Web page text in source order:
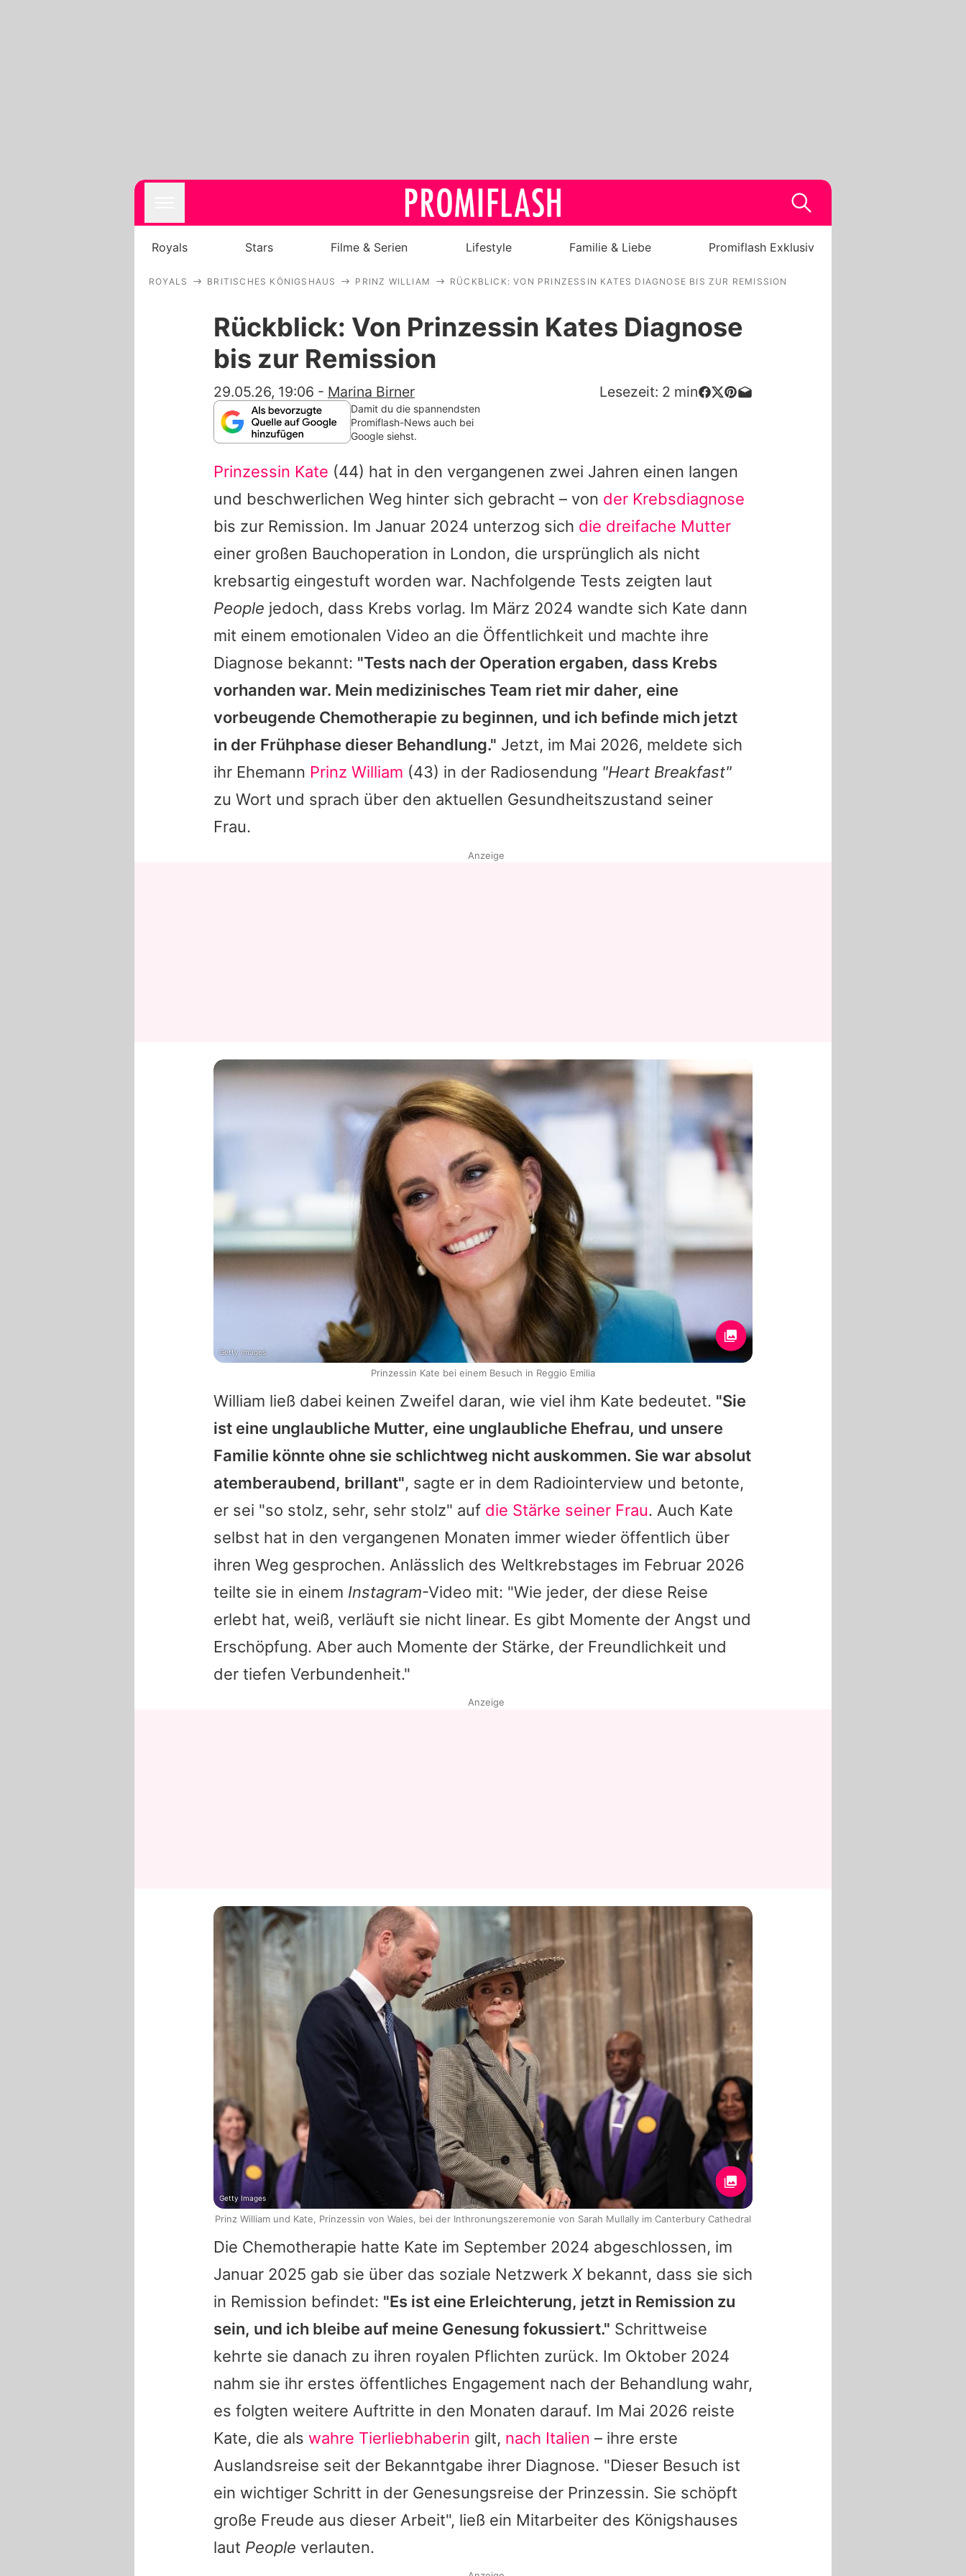
Royals
Familie & Liebe
Alle Themen auf Promiflash
App runterladen
Team
Redaktionelle Richtlinien
Impressum
Datenschutzerklärung
Nutzungsbedingungen
Utiq verwalten
Royals Stars Filme & Serien Lifestyle Familie & Liebe Promiflash Exklusiv
ROYALS BRITISCHES KÖNIGSHAUS PRINZ WILLIAM RÜCKBLICK: VON PRINZESSIN KATES DIAGNOSE BIS ZUR REMISSION
Rückblick: Von Prinzessin Kates Diagnose
bis zur Remission
29.05.26, 19:06 - Marina Birner Lesezeit: 2 min
Damit du die spannendsten
Promiflash-News auch bei
Google siehst.
Prinzessin Kate (44) hat in den vergangenen zwei Jahren einen langen
und beschwerlichen Weg hinter sich gebracht – von der Krebsdiagnose
bis zur Remission. Im Januar 2024 unterzog sich die dreifache Mutter
einer großen Bauchoperation in London, die ursprünglich als nicht
krebsartig eingestuft worden war. Nachfolgende Tests zeigten laut
People jedoch, dass Krebs vorlag. Im März 2024 wandte sich Kate dann
mit einem emotionalen Video an die Öffentlichkeit und machte ihre
Diagnose bekannt: "Tests nach der Operation ergaben, dass Krebs
vorhanden war. Mein medizinisches Team riet mir daher, eine
vorbeugende Chemotherapie zu beginnen, und ich befinde mich jetzt
in der Frühphase dieser Behandlung." Jetzt, im Mai 2026, meldete sich
ihr Ehemann Prinz William (43) in der Radiosendung "Heart Breakfast"
zu Wort und sprach über den aktuellen Gesundheitszustand seiner
Frau.
William ließ dabei keinen Zweifel daran, wie viel ihm Kate bedeutet. "Sie
ist eine unglaubliche Mutter, eine unglaubliche Ehefrau, und unsere
Familie könnte ohne sie schlichtweg nicht auskommen. Sie war absolut
atemberaubend, brillant", sagte er in dem Radiointerview und betonte,
er sei "so stolz, sehr, sehr stolz" auf die Stärke seiner Frau. Auch Kate
selbst hat in den vergangenen Monaten immer wieder öffentlich über
ihren Weg gesprochen. Anlässlich des Weltkrebstages im Februar 2026
teilte sie in einem Instagram-Video mit: "Wie jeder, der diese Reise
erlebt hat, weiß, verläuft sie nicht linear. Es gibt Momente der Angst und
Erschöpfung. Aber auch Momente der Stärke, der Freundlichkeit und
der tiefen Verbundenheit."
Die Chemotherapie hatte Kate im September 2024 abgeschlossen, im
Januar 2025 gab sie über das soziale Netzwerk Xbekannt, dass sie sich
in Remission befindet: "Es ist eine Erleichterung, jetzt in Remission zu
sein, und ich bleibe auf meine Genesung fokussiert." Schrittweise
kehrte sie danach zu ihren royalen Pflichten zurück. Im Oktober 2024
nahm sie ihr erstes öffentliches Engagement nach der Behandlung wahr,
es folgten weitere Auftritte in den Monaten darauf. Im Mai 2026 reiste
Kate, die als wahre Tierliebhaberin gilt, nach Italien – ihre erste
Auslandsreise seit der Bekanntgabe ihrer Diagnose. "Dieser Besuch ist
ein wichtiger Schritt in der Genesungsreise der Prinzessin. Sie schöpft
große Freude aus dieser Arbeit", ließ ein Mitarbeiter des Königshauses
laut People verlauten.
Anzeige
Getty Images
Prinzessin Kate bei einem Besuch in Reggio Emilia
Anzeige
Getty Images
Prinz William und Kate, Prinzessin von Wales, bei der Inthronungszeremonie von Sarah Mullally im Canterbury Cathedral